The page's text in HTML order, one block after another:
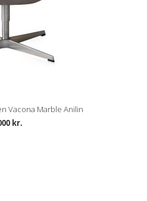
Vacona Marble Anilin
kr.